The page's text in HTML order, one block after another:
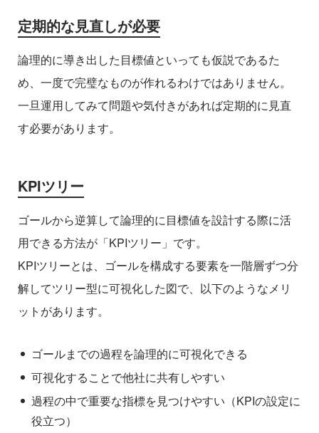
定期的な見直しが必要
論理的に導き出した目標値といっても仮説であるた
め、一度で完璧なものが作れるわけではありません。
一旦運用してみて問題や気付きがあれば定期的に見直
す必要があります。
KPIツリー
ゴールから逆算して論理的に目標値を設計する際に活
用できる方法が「KPIツリー」です。
KPIツリーとは、ゴールを構成する要素を一階層ずつ分
解してツリー型に可視化した図で、以下のようなメリ
ットがあります。
ゴールまでの過程を論理的に可視化できる
可視化することで他社に共有しやすい
過程の中で重要な指標を見つけやすい（KPIの設定に
役立つ）